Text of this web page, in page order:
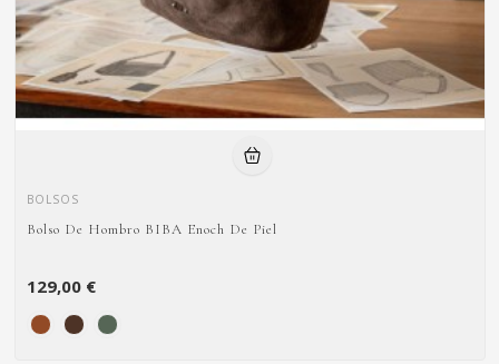
BOLSOS
Bolso De Hombro BIBA Enoch De Piel
129,00 €